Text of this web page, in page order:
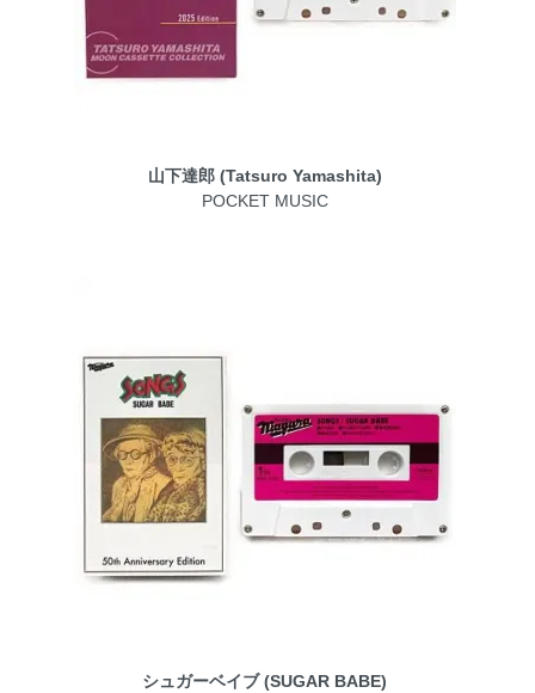
山下達郎 (Tatsuro Yamashita)
POCKET MUSIC
シュガーベイブ (SUGAR BABE)